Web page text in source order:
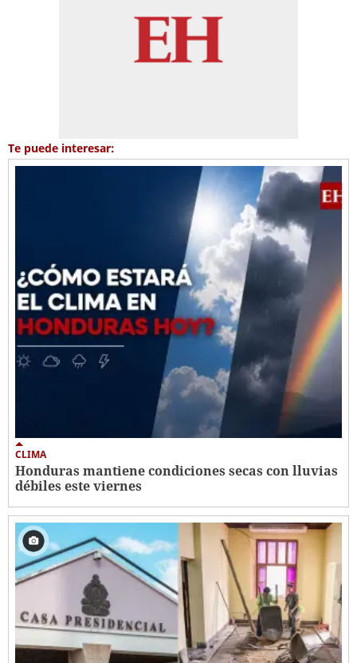
Te puede interesar:
CLIMA
Honduras mantiene condiciones secas con lluvias
débiles este viernes